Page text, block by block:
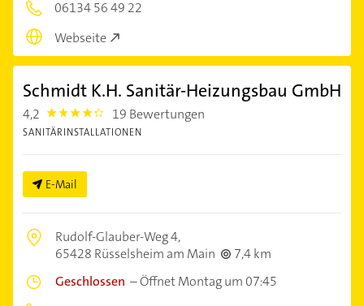
06134 56 49 22
Webseite
Schmidt K.H. Sanitär-Heizungsbau GmbH
4,2 4.2000003 19 Bewertungen
SANITÄRINSTALLATIONEN
E-Mail
Rudolf-Glauber-Weg 4,
65428 Rüsselsheim am Main
7,4 km
Geschlossen –Öffnet Montag um 07:45